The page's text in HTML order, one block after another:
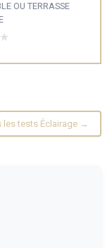
OU TERRASSE
les tests Éclairage →